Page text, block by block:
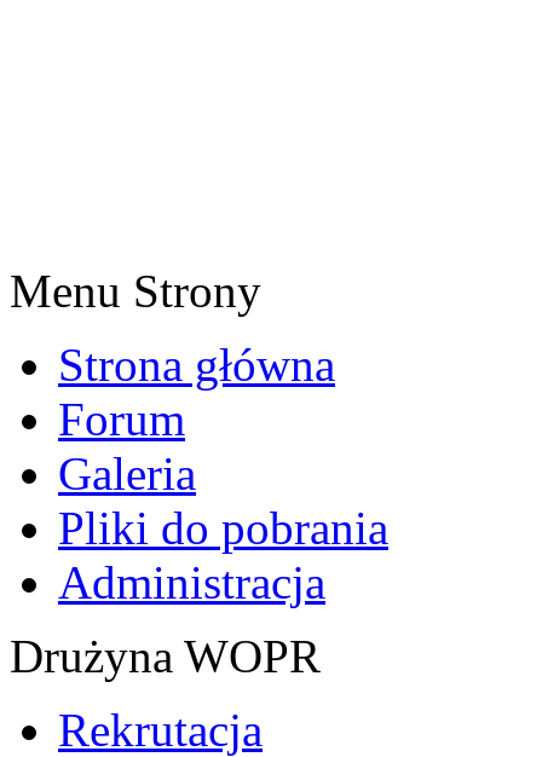
Menu Strony
Strona główna
Forum
Galeria
Pliki do pobrania
Administracja
Drużyna WOPR
Rekrutacja